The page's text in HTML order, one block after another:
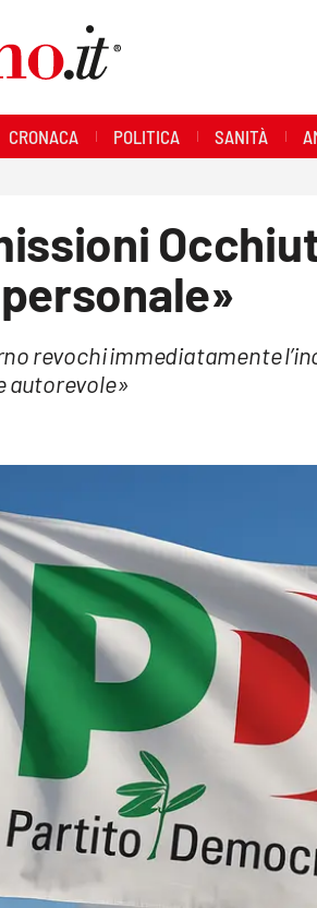
CRONACA POLITICA SANITÀ
revochi immediatamente
autorevole»